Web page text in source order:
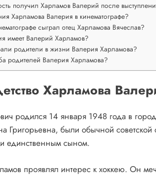
получил Харламов Валерий после
Харламова Валерия в кинематографе?
сыграл отец Харламова Вячеслав?
имеет Валерий Харламов?
родители в жизни Валерия Харламова?
родителей Валерия Харламова?
Харламова
родился 14 января 1948 года в
Григорьевна, были обычной
единственным сыном.
проявлял интерес к хоккею. Он